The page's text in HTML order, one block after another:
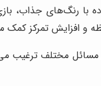
با رنگ‌های جذاب،
و افزایش تمرکز کمک
مختلف ترغیب